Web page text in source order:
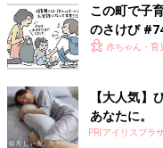
っかり「家族みんなが健
ました・・・！
[わぐり]
「ハハのつぶやき」
Instagram(@ninputweet)
ラストを、ほぼ毎日更新
この町で子
のさけび
赤ちゃん・育
【大人気】
あなたに。
PR(アイリスプラ